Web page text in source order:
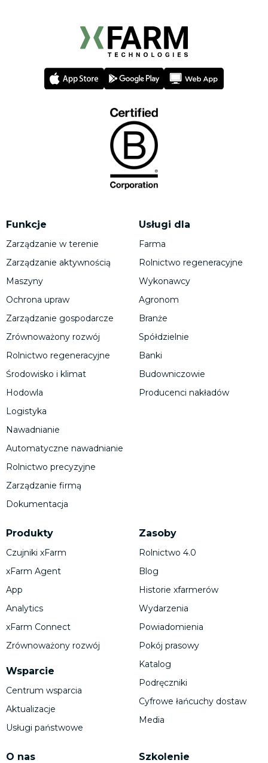
Funkcje
Zarządzanie w terenie
Zarządzanie aktywnością
Maszyny
Ochrona upraw
Zarządzanie gospodarcze
Zrównoważony rozwój
Rolnictwo regeneracyjne
Środowisko i klimat
Hodowla
Logistyka
Nawadnianie
Automatyczne nawadnianie
Rolnictwo precyzyjne
Zarządzanie firmą
Dokumentacja
Produkty
Czujniki xFarm
xFarm Agent
App
Analytics
xFarm Connect
Zrównoważony rozwój
Wsparcie
Centrum wsparcia
Aktualizacje
Usługi państwowe
Usługi dla
Farma
Rolnictwo regeneracyjne
Wykonawcy
Agronom
Branże
Spółdzielnie
Banki
Budowniczowie
Producenci nakładów
O nas
Zasoby
Rolnictwo 4.0
Blog
Historie xfarmerów
Wydarzenia
Powiadomienia
Pokój prasowy
Katalog
Podręczniki
Cyfrowe łańcuchy dostaw
Media
Szkolenie